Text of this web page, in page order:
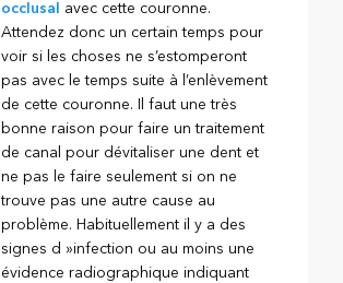
occlusal
avec cette couronne.
Attendez donc un certain temps pour
voir si les choses ne s’estomperont
pas avec le temps suite à l’enlèvement
de cette couronne. Il faut une très
bonne raison pour faire un traitement
de canal pour dévitaliser une dent et
ne pas le faire seulement si on ne
trouve pas une autre cause au
problème. Habituellement il y a des
signes d »infection ou au moins une
évidence radiographique indiquant